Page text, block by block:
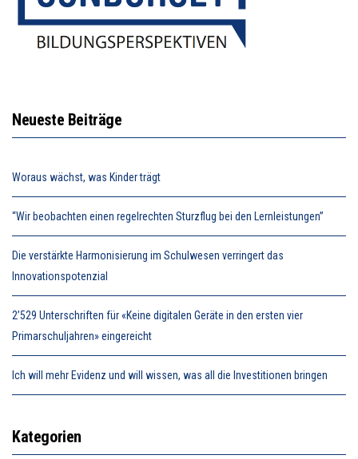
Neueste Beiträge
Woraus wächst, was Kinder trägt
“Wir beobachten einen regelrechten Sturzflug bei den Lernleistungen”
Die verstärkte Harmonisierung im Schulwesen verringert das
Innovationspotenzial
2’529 Unterschriften für «Keine digitalen Geräte in den ersten vier
Primarschuljahren» eingereicht
Ich will mehr Evidenz und will wissen, was all die Investitionen bringen
Kategorien